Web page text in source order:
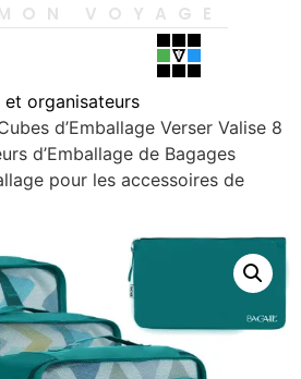
VOYAGE
et organisateurs
d’Emballage Verser Valise 8
d’Emballage de Bagages
pour les accessoires de